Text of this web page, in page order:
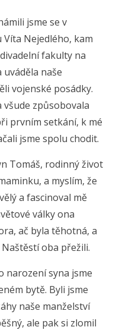
jsme se v
Nejedlého, kam
fakulty na
naše
vojenské posádky.
způsobovala
prvním setkání, k mé
jsme spolu chodit.
Tomáš, rodinný život
a myslím, že
a fascinoval mě
války ona
ač byla těhotná, a
oba přežili.
narození syna jsme
bytě. Byli jsme
naše manželství
ale pak si zlomil